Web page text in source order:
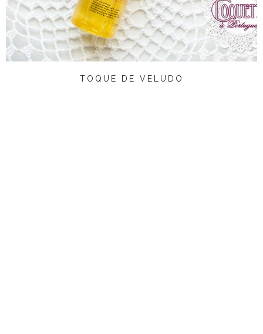
TOQUE DE VELUDO